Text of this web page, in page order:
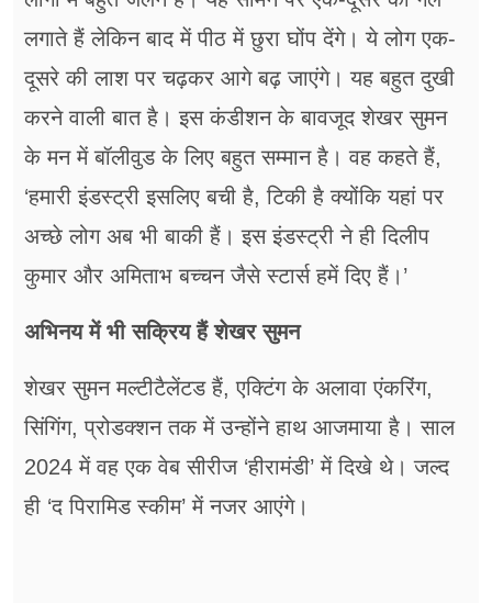
लगाते हैं लेकिन बाद में पीठ में छुरा घोंप देंगे। ये लोग एक-
दूसरे की लाश पर चढ़कर आगे बढ़ जाएंगे। यह बहुत दुखी
करने वाली बात है। इस कंडीशन के बावजूद शेखर सुमन
के मन में बॉलीवुड के लिए बहुत सम्मान है। वह कहते हैं,
‘हमारी इंडस्ट्री इसलिए बची है, टिकी है क्योंकि यहां पर
अच्छे लोग अब भी बाकी हैं। इस इंडस्ट्री ने ही दिलीप
कुमार और अमिताभ बच्चन जैसे स्टार्स हमें दिए हैं।’
अभिनय में भी सक्रिय हैं शेखर सुमन
शेखर सुमन मल्टीटैलेंटड हैं, एक्टिंग के अलावा एंकरिंग,
सिंगिंग, प्रोडक्शन तक में उन्होंने हाथ आजमाया है। साल
2024 में वह एक वेब सीरीज ‘हीरामंडी’ में दिखे थे। जल्द
ही ‘द पिरामिड स्कीम’ में नजर आएंगे।